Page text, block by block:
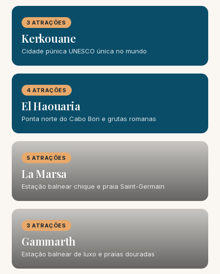
3 ATRAÇÕES
Kerkouane
Cidade púnica UNESCO única no mundo
4 ATRAÇÕES
El Haouaria
Ponta norte do Cabo Bon e grutas romanas
5 ATRAÇÕES
La Marsa
Estação balnear chique e praia Saint-Germain
3 ATRAÇÕES
Gammarth
Estação balnear de luxo e praias douradas